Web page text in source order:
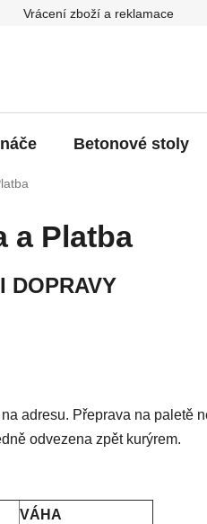
Vrácení zboží a reklamace
Betonové stoly
a Platba
DOPRAVY
adresu. Přeprava na paletě
odvezena zpět kurýrem.
VÁHA